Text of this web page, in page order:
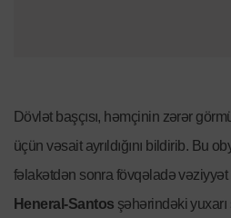
Dövlət başçısı, həmçinin zərər
üçün vəsait ayrıldığını bildirib. Bu
fəlakətdən sonra fövqəladə
Heneral-Santos şəhərindəki